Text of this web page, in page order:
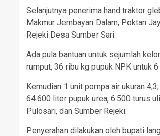
Selanjutnya penerima hand traktor
Makmur Jembayan Dalam, Poktan
Rejeki Desa Sumber Sari.
Ada pula bantuan untuk sejumlah
rumput, 36 ribu kg pupuk NPK untuk
Kemudian 1 unit pompa air ukuran
64.600 liter pupuk urea, 6.500 turus
Pulosari, dan Sumber Rejeki.
Penyerahan dilakukan oleh bupati